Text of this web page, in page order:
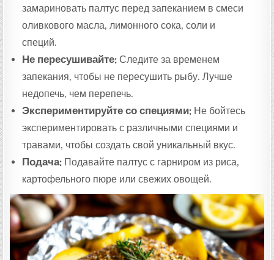
замариновать палтус перед запеканием в смеси
оливкового масла, лимонного сока, соли и
специй.
Не пересушивайте: Следите за временем
запекания, чтобы не пересушить рыбу. Лучше
недопечь, чем перепечь.
Экспериментируйте со специями: Не бойтесь
экспериментировать с различными специями и
травами, чтобы создать свой уникальный вкус.
Подача: Подавайте палтус с гарниром из риса,
картофельного пюре или свежих овощей.